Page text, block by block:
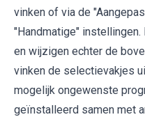
vinken of via de
"Handmatige"
en wijzigen echter de
vinken de selectievakjes
mogelijk ongewenste
geïnstalleerd samen met